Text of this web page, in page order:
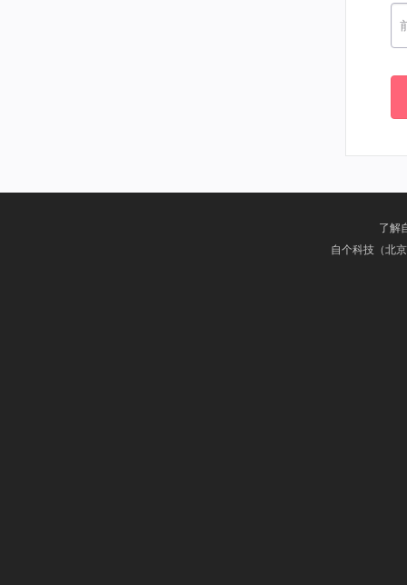
了解
自个科技（北